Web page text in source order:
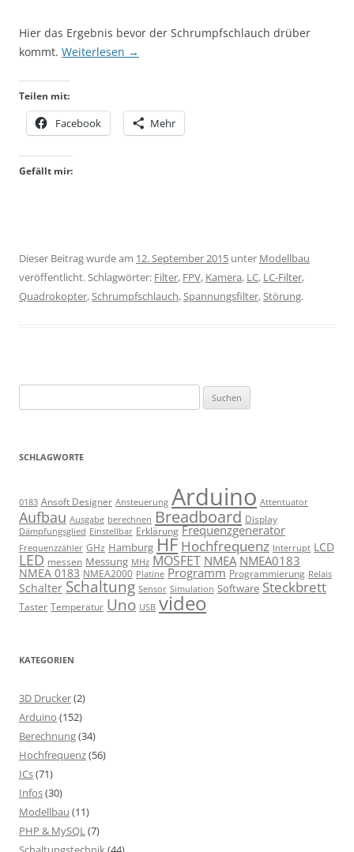
Hier das Ergebnis bevor der Schrumpfschlauch drüber
kommt. Weiterlesen →
Teilen mit:
Facebook Mehr
Gefällt mir:
Dieser Beitrag wurde am 12. September 2015 unter Modellbau
veröffentlicht. Schlagwörter: Filter, FPV, Kamera, LC, LC-Filter,
Quadrokopter,Schrumpfschlauch,Spannungsfilter,Störung.
nach:
SCHLAGWORTE
0183 Ansoft Designer Ansteuerung Arduino Attentuator
Aufbau Ausgabe berechnen Breadboard Display
Dämpfungsglied Einstellbar Erklärung Frequenzgenerator
Frequenzzähler GHz Hamburg HF Hochfrequenz Interrupt LCD
LED messen Messung MHz MOSFET NMEA NMEA0183
NMEA 0183 NMEA2000 Platine Programm Programmierung Relais
Schalter Schaltung Sensor Simulation Software Steckbrett
Taster Temperatur Uno USB video
KATEGORIEN
3D Drucker(2)
Arduino (152)
Berechnung(34)
Hochfrequenz(56)
ICs(71)
Infos(30)
Modellbau (11)
PHP & MySQL(7)